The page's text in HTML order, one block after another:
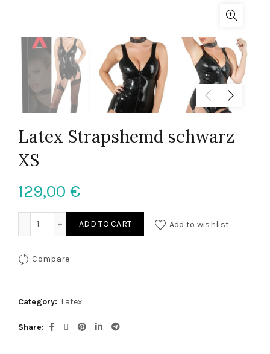
Latex Strapshemd schwarz
XS
129,00 €
Latex Strapshemd schwarz XS quantity
ADD TO CART Add to wishlist
Compare
Category: Latex
Share